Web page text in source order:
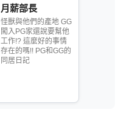
月薪部長
怪獸與他們的產地 GG
闖入PG家還說要幫他
工作!? 這麼好的事情
存在的嗎!! PG和GG的
同居日記